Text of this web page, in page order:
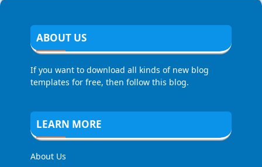
ABOUT US
If you want to download all kinds of new blog
templates for free, then follow this blog.
LEARN MORE
About Us